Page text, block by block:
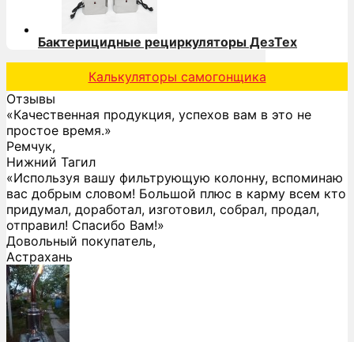
Бактерицидные рециркуляторы ДезТех
Калькуляторы самогонщика
Отзывы
«Качественная продукция, успехов вам в это не
простое время.»
Ремчук,
Нижний Тагил
«Используя вашу фильтрующую колонну, вспоминаю
вас добрым словом! Большой плюс в карму всем кто
придумал, доработал, изготовил, собрал, продал,
отправил! Спасибо Вам!»
Довольный покупатель,
Астрахань